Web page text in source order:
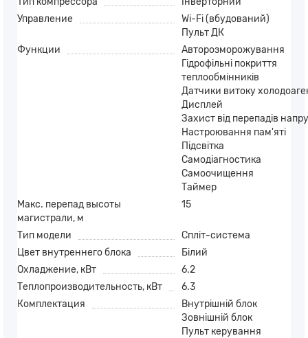
Управление
Wi-Fi (вбудований)
Пульт ДК
Функции
Авторозморожування
Гідрофільні покриття
теплообмінників
Датчики витоку
Дисплей
Захист від перепадів
Настроювання пам'яті
Підсвітка
Самодіагностика
Самоочищення
Таймер
Макс. перепад высоты
магистрали, м
15
Тип модели
Спліт-система
Цвет внутреннего блока
Білий
Охладжение, кВт
6.2
Теплопроизводительность, кВт
6.3
Комплектация
Внутрішній блок
Зовнішній блок
Пульт керування